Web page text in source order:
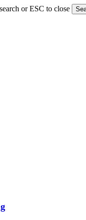
or ESC to close